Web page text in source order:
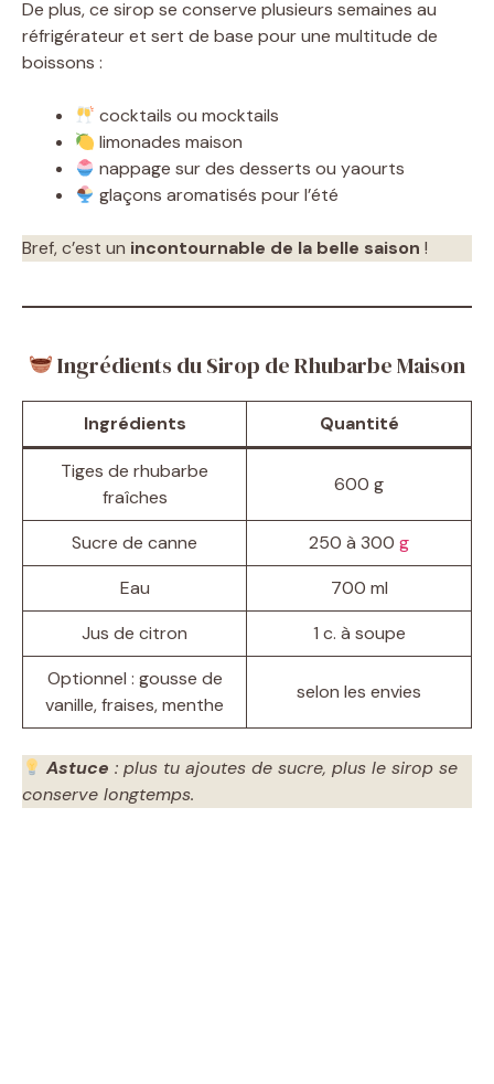
De plus, ce sirop se conserve plusieurs semaines au
réfrigérateur et sert de base pour une multitude de
boissons :
cocktails ou mocktails
limonades maison
nappage sur des desserts ou yaourts
glaçons aromatisés pour l’été
Bref, c’est un incontournable de la belle saison !
Ingrédients du Sirop de Rhubarbe Maison
Ingrédients Quantité
Tiges de rhubarbe
fraîches
600 g
Sucre de canne 250 à 300 g
Eau
700 ml
Jus de citron
1 c. à soupe
Optionnel : gousse de
vanille, fraises, menthe
selon les envies
Astuce : plus tu ajoutes de sucre, plus le sirop se
conserve longtemps.